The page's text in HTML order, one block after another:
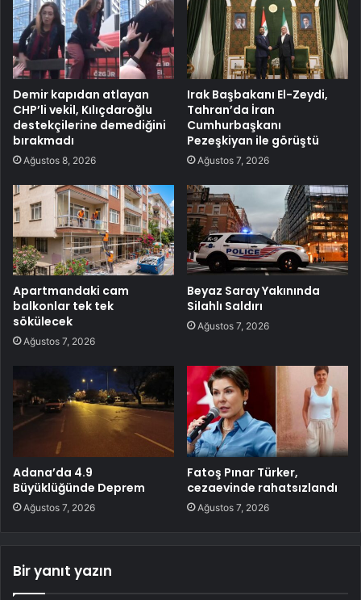
Demir kapıdan atlayan
CHP’li vekil, Kılıçdaroğlu
destekçilerine demediğini
bırakmadı
Ağustos 8, 2026
Irak Başbakanı El-Zeydi,
Tahran’da İran
Cumhurbaşkanı
Pezeşkiyan ile görüştü
Ağustos 7, 2026
Apartmandaki cam
balkonlar tek tek
sökülecek
Ağustos 7, 2026
Beyaz Saray Yakınında
Silahlı Saldırı
Ağustos 7, 2026
Adana’da 4.9
Büyüklüğünde Deprem
Ağustos 7, 2026
Fatoş Pınar Türker,
cezaevinde rahatsızlandı
Ağustos 7, 2026
Bir yanıt yazın